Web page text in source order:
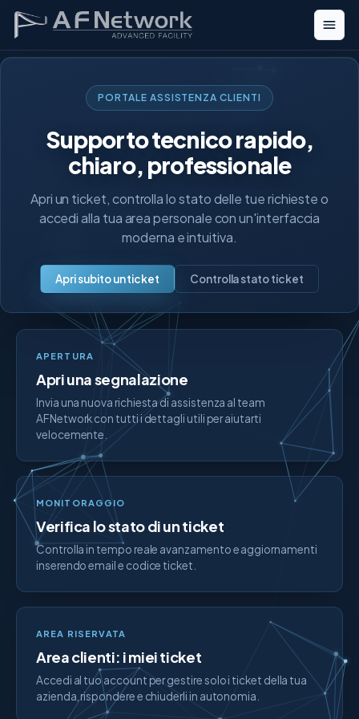
PORTALE ASSISTENZA CLIENTI
Supporto tecnico rapido,
chiaro, professionale
Apri un ticket, controlla lo stato delle tue richieste o
accedi alla tua area personale con un'interfaccia
moderna e intuitiva.
Apri subito un ticket Controlla stato ticket
APERTURA
Apri una segnalazione
Invia una nuova richiesta di assistenza al team
AFNetwork con tutti i dettagli utili per aiutarti
velocemente.
MONITORAGGIO
Verifica lo stato di un ticket
Controlla in tempo reale avanzamento e aggiornamenti
inserendo email e codice ticket.
AREA RISERVATA
Area clienti: i miei ticket
Accedi al tuo account per gestire solo i ticket della tua
azienda, rispondere e chiuderli in autonomia.